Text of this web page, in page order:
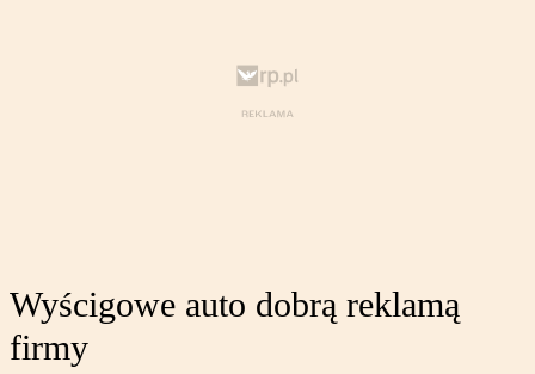
Wyścigowe auto dobrą reklamą
firmy